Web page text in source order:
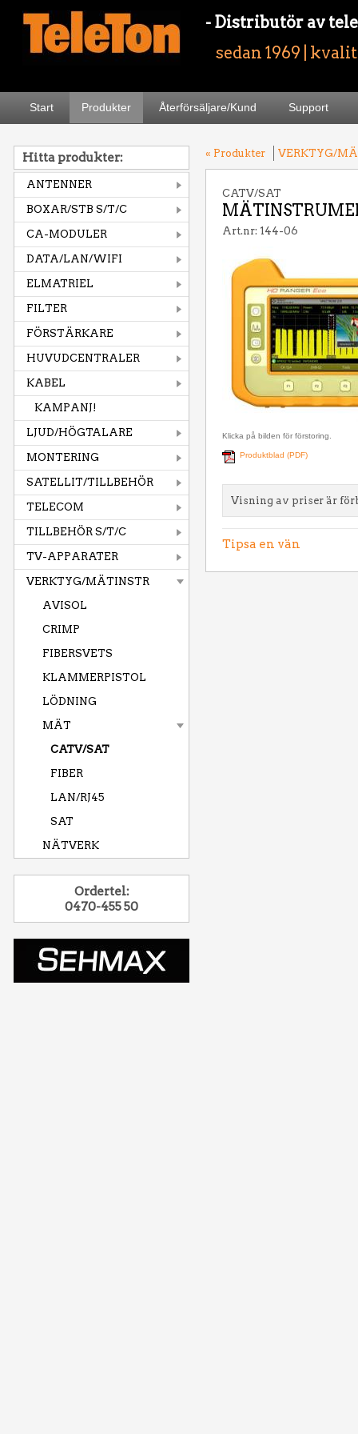
- Distributör av
sedan 1969 |
Start Produkter Återförsäljare/Kund Support
Hitta produkter:
ANTENNER
BOXAR/STB S/T/C
CA-MODULER
DATA/LAN/WIFI
ELMATRIEL
FILTER
FÖRSTÄRKARE
HUVUDCENTRALER
KABEL
KAMPANJ!
LJUD/HÖGTALARE
MONTERING
SATELLIT/TILLBEHÖR
TELECOM
TILLBEHÖR S/T/C
TV-APPARATER
VERKTYG/MÄTINSTR
AVISOL
CRIMP
FIBERSVETS
KLAMMERPISTOL
LÖDNING
MÄT
CATV/SAT
FIBER
LAN/RJ45
SAT
NÄTVERK
Ordertel:
0470-455 50
« Produkter VERKTYG/
CATV/SAT
Art.nr: 144-06
Klicka på bilden för förstoring.
Produktblad (PDF)
Visning av priser är
Tipsa en vän